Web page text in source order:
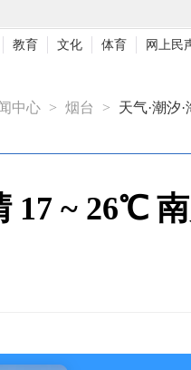
教育 文化 体育 网上民
中心 > 烟台 > 天气·潮汐
17 ~ 26℃